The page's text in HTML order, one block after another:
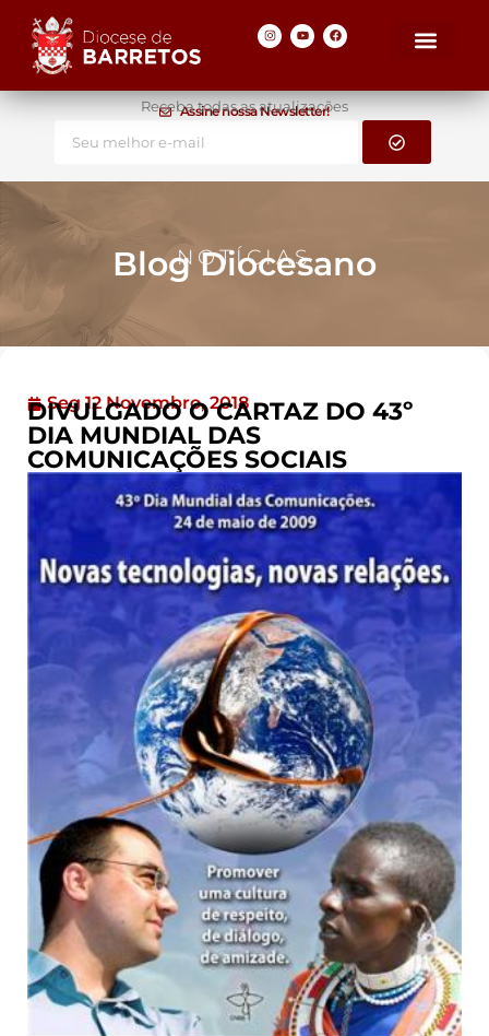
Assine nossa Newsletter!
Receba todas as atualizações
NOTÍCIAS
Blog Diocesano
Seg 12 Novembro, 2018
DIVULGADO O CARTAZ DO 43º
DIA MUNDIAL DAS
COMUNICAÇÕES SOCIAIS